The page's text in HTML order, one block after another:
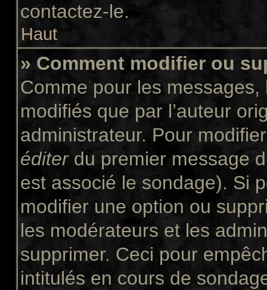
contactez-le.
Haut
» Comment modifier ou
Comme pour les
modifiés que par l’auteur
administrateur. Pour
éditerdu premier message
est associé le sondage). Si
modifier une option ou
les modérateurs et les
supprimer. Ceci pour
intitulés en cours de